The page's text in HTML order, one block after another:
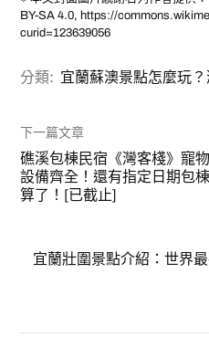
BY-SA 4.0, https://
curid=123639056
分類: 宜蘭蘇澳景點怎麼玩？
下一篇文章
礁溪包棟民宿《灣客棧》寵
設備齊全！還有指定日期包
算了！[已截止]
宜蘭壯圍景點介紹：世界